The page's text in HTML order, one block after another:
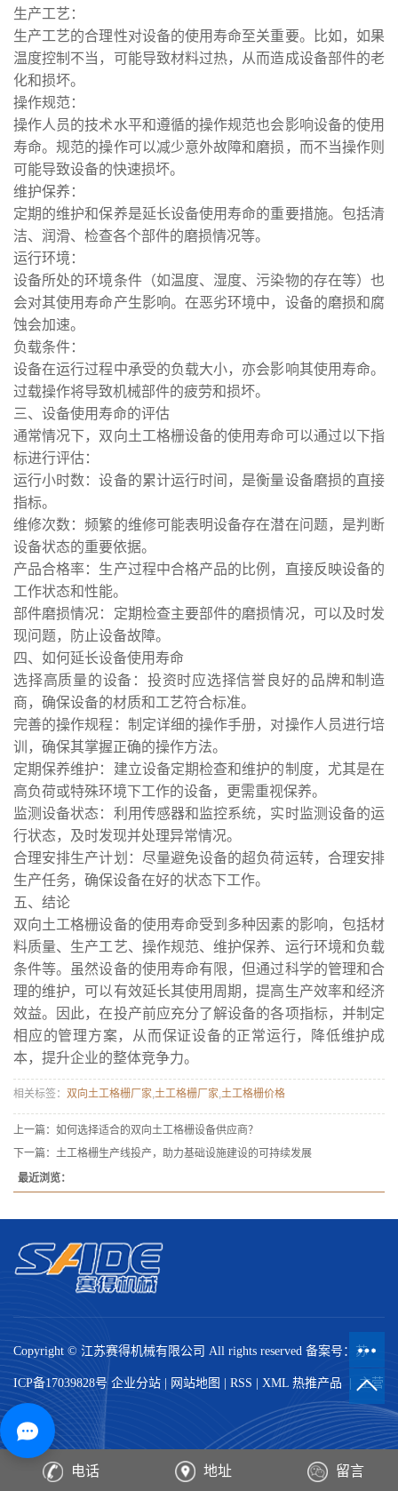
生产工艺：
生产工艺的合理性对设备的使用寿命至关重要。比如，如果
温度控制不当，可能导致材料过热，从而造成设备部件的老
化和损坏。
操作规范：
操作人员的技术水平和遵循的操作规范也会影响设备的使用
寿命。规范的操作可以减少意外故障和磨损，而不当操作则
可能导致设备的快速损坏。
维护保养：
定期的维护和保养是延长设备使用寿命的重要措施。包括清
洁、润滑、检查各个部件的磨损情况等。
运行环境：
设备所处的环境条件（如温度、湿度、污染物的存在等）也
会对其使用寿命产生影响。在恶劣环境中，设备的磨损和腐
蚀会加速。
负载条件：
设备在运行过程中承受的负载大小，亦会影响其使用寿命。
过载操作将导致机械部件的疲劳和损坏。
三、设备使用寿命的评估
通常情况下，双向土工格栅设备的使用寿命可以通过以下指
标进行评估：
运行小时数：设备的累计运行时间，是衡量设备磨损的直接
指标。
维修次数：频繁的维修可能表明设备存在潜在问题，是判断
设备状态的重要依据。
产品合格率：生产过程中合格产品的比例，直接反映设备的
工作状态和性能。
部件磨损情况：定期检查主要部件的磨损情况，可以及时发
现问题，防止设备故障。
四、如何延长设备使用寿命
选择高质量的设备：投资时应选择信誉良好的品牌和制造
商，确保设备的材质和工艺符合标准。
完善的操作规程：制定详细的操作手册，对操作人员进行培
训，确保其掌握正确的操作方法。
定期保养维护：建立设备定期检查和维护的制度，尤其是在
高负荷或特殊环境下工作的设备，更需重视保养。
监测设备状态：利用传感器和监控系统，实时监测设备的运
行状态，及时发现并处理异常情况。
合理安排生产计划：尽量避免设备的超负荷运转，合理安排
生产任务，确保设备在好的状态下工作。
五、结论
双向土工格栅设备的使用寿命受到多种因素的影响，包括材
料质量、生产工艺、操作规范、维护保养、运行环境和负载
条件等。虽然设备的使用寿命有限，但通过科学的管理和合
理的维护，可以有效延长其使用周期，提高生产效率和经济
效益。因此，在投产前应充分了解设备的各项指标，并制定
相应的管理方案，从而保证设备的正常运行，降低维护成
本，提升企业的整体竞争力。
相关标签： 双向土工格栅厂家,土工格栅厂家,土工格栅价格
上一篇： 如何选择适合的双向土工格栅设备供应商？
下一篇： 土工格栅生产线投产，助力基础设施建设的可持续发展
最近浏览：
Copyright © 江苏赛得机械有限公司 All rights reserved 备案号： 苏
ICP备17039828号 企业分站 网站地图 RSS XML 热推产品 | 主营
区域：
电话 地址 留言